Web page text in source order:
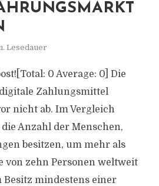
Lesedauer
0 Average: 0] Die
Zahlungsmittel
nicht ab. Im Vergleich
Anzahl der Menschen,
besitzen, um mehr als
von zehn Personen weltweit
mindestens einer